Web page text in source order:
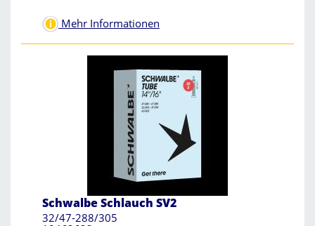
Mehr Informationen
Schwalbe Schlauch SV2
32/47-288/305